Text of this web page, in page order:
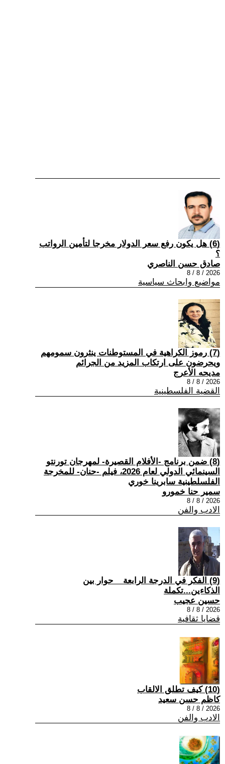
(6) هل يكون رفع سعر الدولار مخرجا لتأمين الرواتب
؟
صادق حسن الناصري
2026 / 8 / 8
مواضيع وابحاث سياسية
(7) رموز الكراهية في المستوطنات ينثرون سمومهم
ويحرضون على ارتكاب المزيد من الجرائم
مديحه الأعرج
2026 / 8 / 8
القضية الفلسطينية
(8) ضمن برنامج -الأفلام القصيرة- لمهرجان تورنتو
السينمائي الدولي لعام 2026، فيلم -حنان- للمخرجة
الفلسلطينية سابرينا خوري
سمير حنا خمورو
2026 / 8 / 8
الادب والفن
(9) الفكر في الدرجة الرابعة _ حوار بين
الذكاءين...تكملة
حسين عجيب
2026 / 8 / 8
قضايا ثقافية
(10) كيف تطلق الالقاب
كاظم حسن سعيد
2026 / 8 / 8
الادب والفن